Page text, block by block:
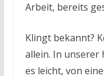
Arbeit, bereits
Klingt bekannt?
allein. In unserer
es leicht, von